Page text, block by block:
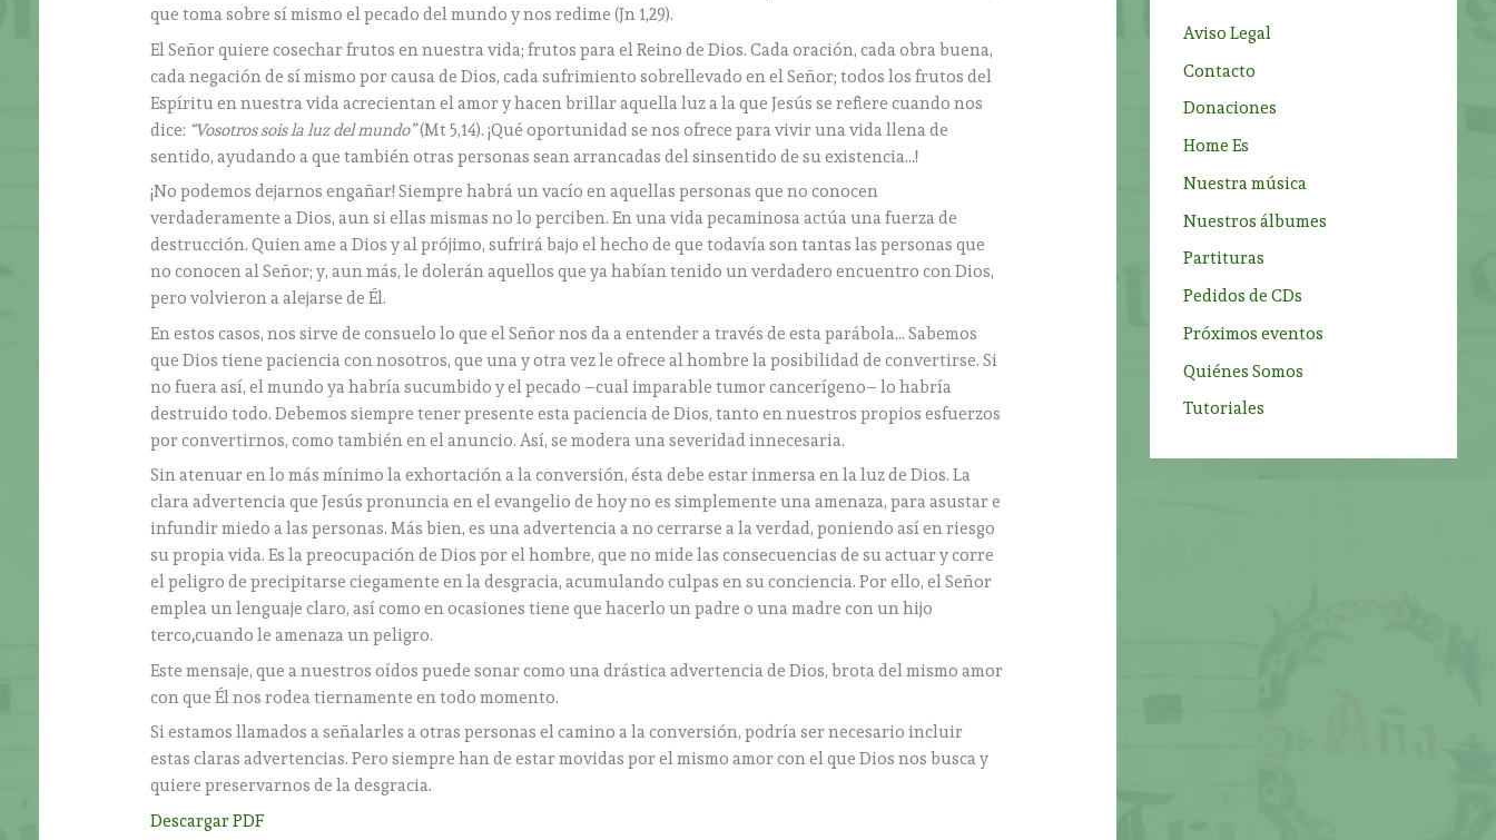
que toma sobre sí mismo el pecado del mundo y nos redime (Jn 1,29).
El Señor quiere cosechar frutos en nuestra vida; frutos para el Reino de Dios. Cada oración, cada obra buena,
cada negación de sí mismo por causa de Dios, cada sufrimiento sobrellevado en el Señor; todos los frutos del
Espíritu en nuestra vida acrecientan el amor y hacen brillar aquella luz a la que Jesús se refiere cuando nos
dice: “Vosotros sois la luz del mundo”(Mt 5,14). ¡Qué oportunidad se nos ofrece para vivir una vida llena de
sentido, ayudando a que también otras personas sean arrancadas del sinsentido de su existencia…!
¡No podemos dejarnos engañar! Siempre habrá un vacío en aquellas personas que no conocen
verdaderamente a Dios, aun si ellas mismas no lo perciben. En una vida pecaminosa actúa una fuerza de
destrucción. Quien ame a Dios y al prójimo, sufrirá bajo el hecho de que todavía son tantas las personas que
no conocen al Señor; y, aun más, le dolerán aquellos que ya habían tenido un verdadero encuentro con Dios,
pero volvieron a alejarse de Él.
En estos casos, nos sirve de consuelo lo que el Señor nos da a entender a través de esta parábola… Sabemos
que Dios tiene paciencia con nosotros, que una y otra vez le ofrece al hombre la posibilidad de convertirse. Si
no fuera así, el mundo ya habría sucumbido y el pecado ­–cual imparable tumor cancerígeno– lo habría
destruido todo. Debemos siempre tener presente esta paciencia de Dios, tanto en nuestros propios esfuerzos
por convertirnos, como también en el anuncio. Así, se modera una severidad innecesaria.
Sin atenuar en lo más mínimo la exhortación a la conversión, ésta debe estar inmersa en la luz de Dios. La
clara advertencia que Jesús pronuncia en el evangelio de hoy no es simplemente una amenaza, para asustar e
infundir miedo a las personas. Más bien, es una advertencia a no cerrarse a la verdad, poniendo así en riesgo
su propia vida. Es la preocupación de Dios por el hombre, que no mide las consecuencias de su actuar y corre
el peligro de precipitarse ciegamente en la desgracia, acumulando culpas en su conciencia. Por ello, el Señor
emplea un lenguaje claro, así como en ocasiones tiene que hacerlo un padre o una madre con un hijo
terco,cuando le amenaza un peligro.
Este mensaje, que a nuestros oídos puede sonar como una drástica advertencia de Dios, brota del mismo amor
con que Él nos rodea tiernamente en todo momento.
Si estamos llamados a señalarles a otras personas el camino a la conversión, podría ser necesario incluir
estas claras advertencias. Pero siempre han de estar movidas por el mismo amor con el que Dios nos busca y
quiere preservarnos de la desgracia.
Descargar PDF
:
Aviso Legal
Contacto
Donaciones
Home Es
Nuestra música
Nuestros álbumes
Partituras
Pedidos de CDs
Próximos eventos
Quiénes Somos
Tutoriales